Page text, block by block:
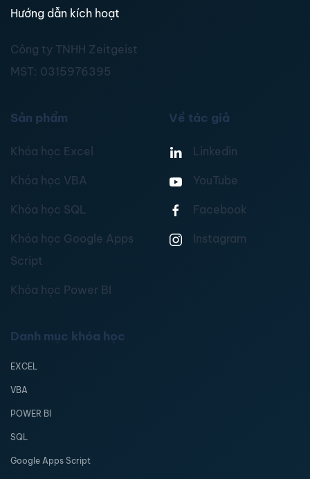
Hướng dẫn kích hoạt
Công ty TNHH Zeitgeist
MST: 0315976395
Sản phẩm
Khóa học Excel
Khóa học VBA
Khóa học SQL
Khóa học Google Apps
Script
Khóa học Power BI
Về tác giả
Linkedin
YouTube
Facebook
Instagram
Danh mục khóa học
EXCEL
VBA
POWER BI
SQL
Google Apps Script